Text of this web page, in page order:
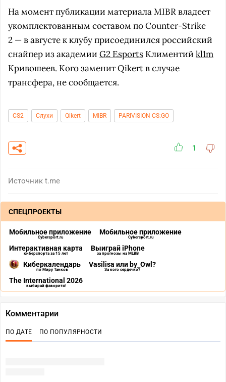
На момент публикации материала MIBR владеет
укомплектованным составом по Counter-Strike
2 — в августе к клубу присоединился российский
снайпер из академии G2 Esports Климентий kl1m
Кривошеев. Кого заменит Qikert в случае
трансфера, не сообщается.
CS2 Слухи Qikert MIBR PARIVISION CS:GO
1
Источник t.me
СПЕЦПРОЕКТЫ
Мобильное приложение
Cybersport.ru
Мобильное приложение
Cybersport.ru
Интерактивная карта
киберспорта за 15 лет
Выиграй iPhone
за прогнозы на MLBB
Киберкалендарь
по Миру Танков
Vasilisa или by_Owl?
За кого сердечко?
The International 2026
выбирай фаворита!
Комментарии
ПО ДАТЕ ПО ПОПУЛЯРНОСТИ